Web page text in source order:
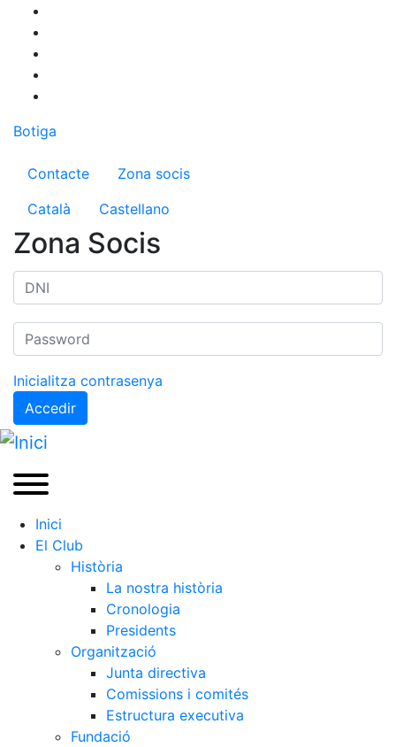
contingut
Botiga
Menú del compte d'usuari
Contacte
Zona socis
Català
Castellano
Zona Socis
Inicialitza contrasenya
Accedir
Inici
El Club
Història
La nostra història
Cronologia
Presidents
Organització
Junta directiva
Comissions i comités
Estructura executiva
Fundació